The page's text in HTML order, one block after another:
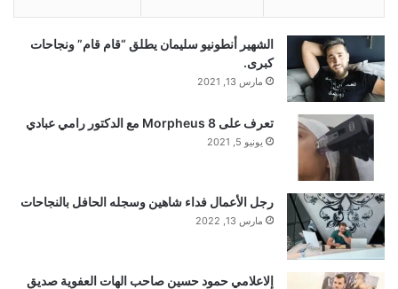
الشهير أنطونيو سليمان يطلق “قام قام” ونجاحات
كبرى.
مارس 13, 2021
تعرف على Morpheus 8 مع الدكتور رامي عبادي
يونيو 5, 2021
رجل الأعمال فداء شاهين وسجله الحافل بالنجاحات
مارس 13, 2022
إلاعلامي حمود حسين صاحب الهات العفوية صديق